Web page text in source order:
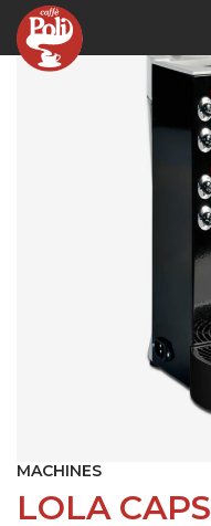
MACHINES
LOLA CAPS